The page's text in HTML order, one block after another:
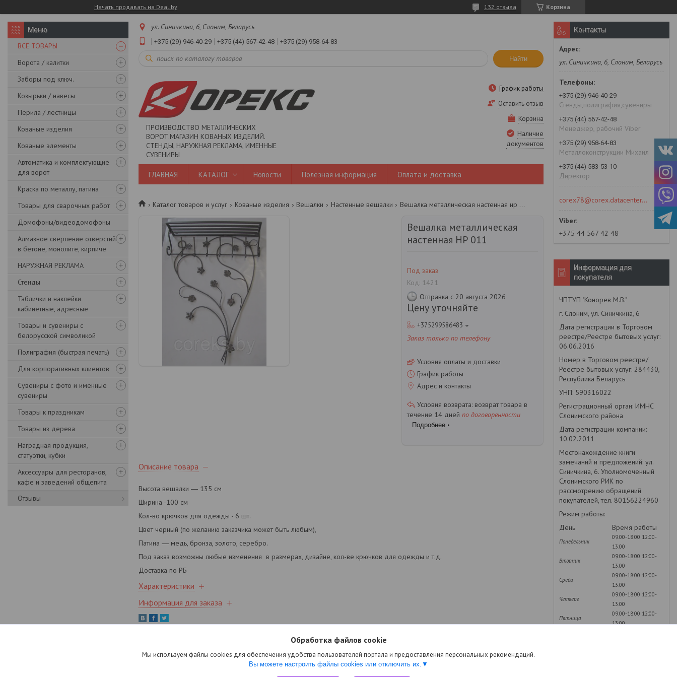
Начать продавать на Deal.by Корзина
132 отзыва
ВСЕ ТОВАРЫ
Ворота / калитки
Заборы под ключ.
Козырьки / навесы
Перила / лестницы
Кованые изделия
Кованые элементы
Автоматика и комплектующие
для ворот
Краска по металлу, патина
Товары для сварочных работ
Домофоны/видеодомофоны
Алмазное сверление отверстий
в бетоне, монолите, кирпиче
НАРУЖНАЯ РЕКЛАМА
Стенды
Таблички и наклейки
кабинетные, адресные
Товары и сувениры с
белорусской символикой
Полиграфия (быстрая печать)
Для корпоративных клиентов
Сувениры с фото и именные
сувениры
Товары к праздникам
Товары из дерева
Наградная продукция,
статуэтки, кубки
Аксессуары для ресторанов,
кафе и заведений общепита
Отзывы
ул. Синичкина, 6, Слоним, Беларусь
+375 (29) 946-40-29 +375 (44) 567-42-48 +375 (29) 958-64-83
Найти
ПРОИЗВОДСТВО МЕТАЛЛИЧЕСКИХ
ВОРОТ.МАГАЗИН КОВАНЫХ ИЗДЕЛИЙ.
СТЕНДЫ, НАРУЖНАЯ РЕКЛАМА, ИМЕННЫЕ
СУВЕНИРЫ
График работы
Оставить отзыв
Корзина
Наличие
документов
ГЛАВНАЯ КАТАЛОГ Новости Полезная информация Оплата и доставка
Каталог товаров и услуг Кованые изделия Вешалки Настенные вешалки Вешалка металлическая настенная нр 011
Вешалка металлическая
настенная НР 011
Под заказ
Код: 1421
Отправка с 20 августа 2026
Цену уточняйте
+375299586483
Заказ только по телефону
Условия оплаты и доставки
График работы
Адрес и контакты
возврат товара в
течение 14 дней по договоренности
Подробнее
Описание товара
Высота вешалки ― 135 cм
Ширина -100 см
Кол-во крючков для одежды - 6 шт.
Цвет черный (по желанию заказчика может быть любым),
Патина ― медь, бронза, золото, серебро.
Под заказ возможны любые изменения в размерах, дизайне, кол-ве крючков для одежды и т.д.
Доставка по РБ
Характеристики
Информация для заказа
Контакты
ул. Синичкина, 6, Слоним, Беларусь
+375 (29) 946-40-29
Стенды,полиграфия,сувениры
+375 (44) 567-42-48
Менеджер, рабочий Viber
+375 (29) 958-64-83
Металлоконструкции Михаил
+375 (44) 583-53-10
Директор
corex78@corex.datacenter.by
+375 44 567 42 48
Информация для
покупателя
ЧПТУП "Конорев М.В."
г. Слоним, ул. Синичкина, 6
Дата регистрации в Торговом
реестре/Реестре бытовых услуг:
06.06.2016
Номер в Торговом реестре/
Реестре бытовых услуг: 284430,
Республика Беларусь
УНП: 590316022
Регистрационный орган: ИМНС
Слонимского района
Дата регистрации компании:
10.02.2011
Местонахождение книги
замечаний и предложений: ул.
Синичкина, 6. Уполномоченный
Слонимского РИК по
рассмотрению обращений
покупателей, тел. 80156224960
Режим работы:
День
Время работы
Понедельник
09:00-18:00 12:00-
13:00
Вторник
09:00-18:00 12:00-
13:00
Среда
09:00-18:00 12:00-
13:00
Четверг
09:00-18:00 12:00-
13:00
Пятница
09:00-18:00 12:00-
13:00
Обработка файлов cookie
Мы используем файлы cookies для обеспечения удобства пользователей портала и предоставления персональных рекомендаций.
Вы можете настроить файлы cookies или отключить их.